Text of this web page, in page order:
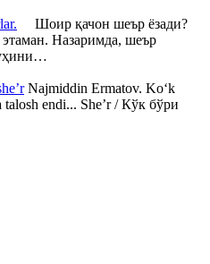
Шоир қачон шеър ёзади?
Назаримда, шеър
Najmiddin Ermatov. Ko‘k
talosh endi... She’r / Кўк бўри